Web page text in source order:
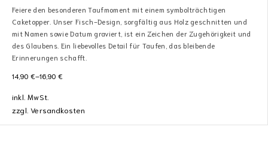
Feiere den besonderen Taufmoment mit einem symbolträchtigen
Caketopper. Unser Fisch-Design, sorgfältig aus Holz geschnitten und
mit Namen sowie Datum graviert, ist ein Zeichen der Zugehörigkeit und
des Glaubens. Ein liebevolles Detail für Taufen, das bleibende
Erinnerungen schafft.
14,90 €–16,90 €
inkl. MwSt.
zzgl.Versandkosten